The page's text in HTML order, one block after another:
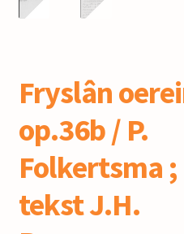
Fryslân
op.36b / P.
Folkertsma ;
tekst J.H.